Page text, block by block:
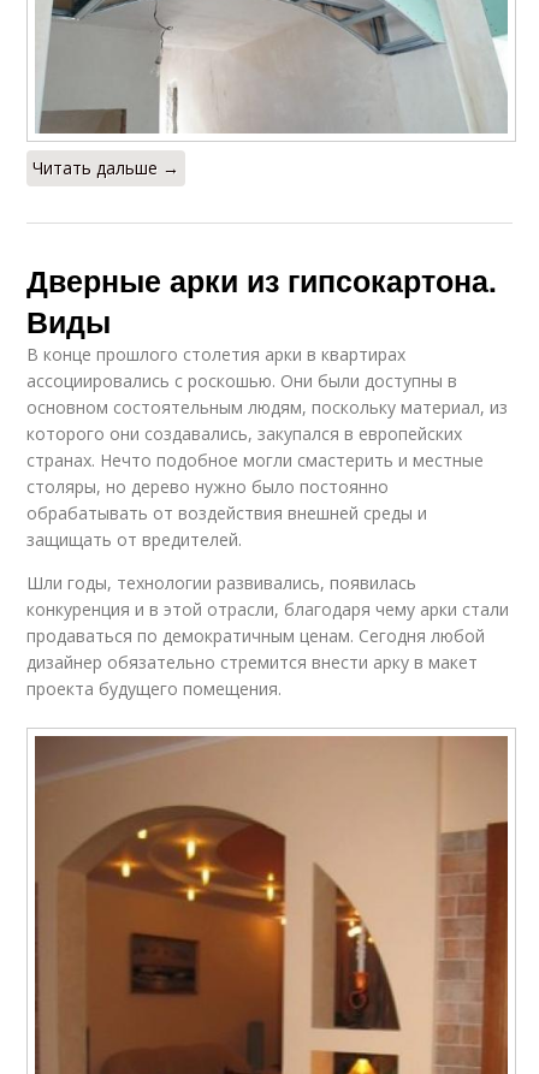
Читать дальше →
Дверные арки из гипсокартона.
Виды
В конце прошлого столетия арки в квартирах
ассоциировались с роскошью. Они были доступны в
основном состоятельным людям, поскольку материал, из
которого они создавались, закупался в европейских
странах. Нечто подобное могли смастерить и местные
столяры, но дерево нужно было постоянно
обрабатывать от воздействия внешней среды и
защищать от вредителей.
Шли годы, технологии развивались, появилась
конкуренция и в этой отрасли, благодаря чему арки стали
продаваться по демократичным ценам. Сегодня любой
дизайнер обязательно стремится внести арку в макет
проекта будущего помещения.